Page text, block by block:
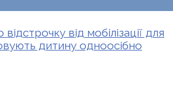
від мобілізації для
дитину одноосібно